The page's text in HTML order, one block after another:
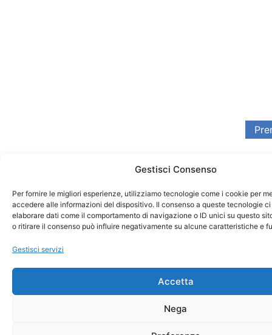
Gestisci Consenso
Per fornire le migliori esperienze, utilizziamo tecnologie come i cookie per
accedere alle informazioni del dispositivo. Il consenso a queste tecnologie
elaborare dati come il comportamento di navigazione o ID unici su questo
o ritirare il consenso può influire negativamente su alcune caratteristiche e
Gestisci servizi
Accetta
Nega